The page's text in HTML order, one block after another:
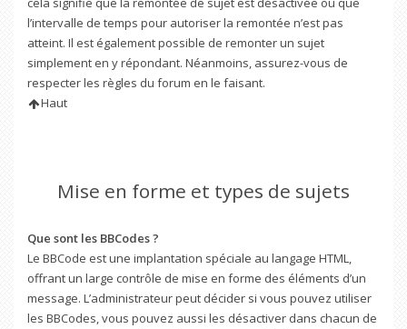
l’intervalle de temps pour autoriser la remontée n’est pas
atteint. Il est également possible de remonter un sujet
simplement en y répondant. Néanmoins, assurez-vous de
respecter les règles du forum en le faisant.
Haut
Mise en forme et types de sujets
Que sont les BBCodes ?
Le BBCode est une implantation spéciale au langage HTML,
offrant un large contrôle de mise en forme des éléments d’un
message. L’administrateur peut décider si vous pouvez utiliser
les BBCodes, vous pouvez aussi les désactiver dans chacun de